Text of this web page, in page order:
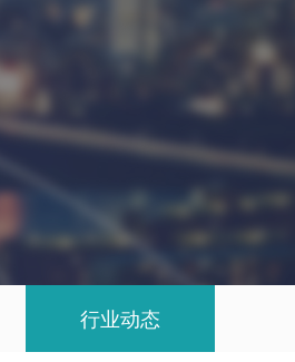
行业动态
系统支持与第三方系统对接吗？